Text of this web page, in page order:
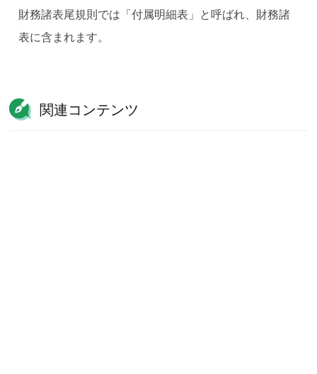
財務諸表尾規則では「付属明細表」と呼ばれ、財務諸
表に含まれます。
関連コンテンツ